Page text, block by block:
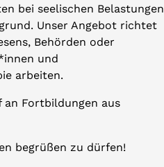
bei seelischen Belastungen
Unser Angebot richtet
Behörden oder
und
arbeiten.
an Fortbildungen aus
begrüßen zu dürfen!